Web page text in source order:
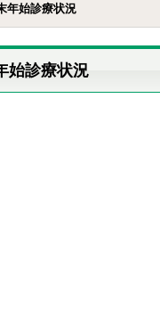
年始診療状況
始診療状況